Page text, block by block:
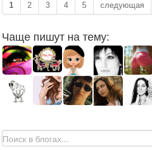
1 2 3 4 5 следующая
Чаще пишут на тему: